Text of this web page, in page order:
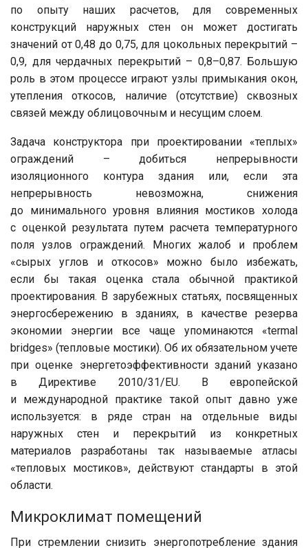
по опыту наших расчетов, для современных
конструкций наружных стен он может достигать
значений от 0,48 до 0,75, для цокольных перекрытий –
0,9, для чердачных перекрытий – 0,8–0,87. Большую
роль в этом процессе играют узлы примыкания окон,
утепления откосов, наличие (отсутствие) сквозных
связей между облицовочным и несущим слоем.
Задача конструктора при проектировании «теплых»
ограждений – добиться непрерывности
изоляционного контура здания или, если эта
непрерывность невозможна, снижения
до минимального уровня влияния мостиков холода
с оценкой результата путем расчета температурного
поля узлов ограждений. Многих жалоб и проблем
«сырых углов и откосов» можно было избежать,
если бы такая оценка стала обычной практикой
проектирования. В зарубежных статьях, посвященных
энергосбережению в зданиях, в качестве резерва
экономии энергии все чаще упоминаются «termal
bridges» (тепловые мостики). Об их обязательном учете
при оценке энергетоэффективности зданий указано
в Директиве 2010/31/EU. В европейской
и международной практике такой опыт давно уже
используется: в ряде стран на отдельные виды
наружных стен и перекрытий из конкретных
материалов разработаны так называемые атласы
«тепловых мостиков», действуют стандарты в этой
области.
Микроклимат помещений
При стремлении снизить энерго­потребление здания